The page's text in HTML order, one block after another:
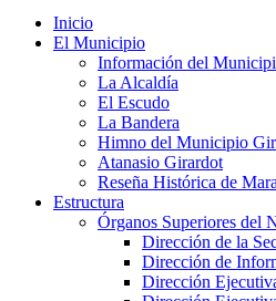
Inicio
El Municipio
Información del
La Alcaldía
El Escudo
La Bandera
Himno del Municipio
Atanasio Girardot
Reseña Histórica de
Estructura
Órganos Superiores del
Dirección de la
Dirección de
Dirección